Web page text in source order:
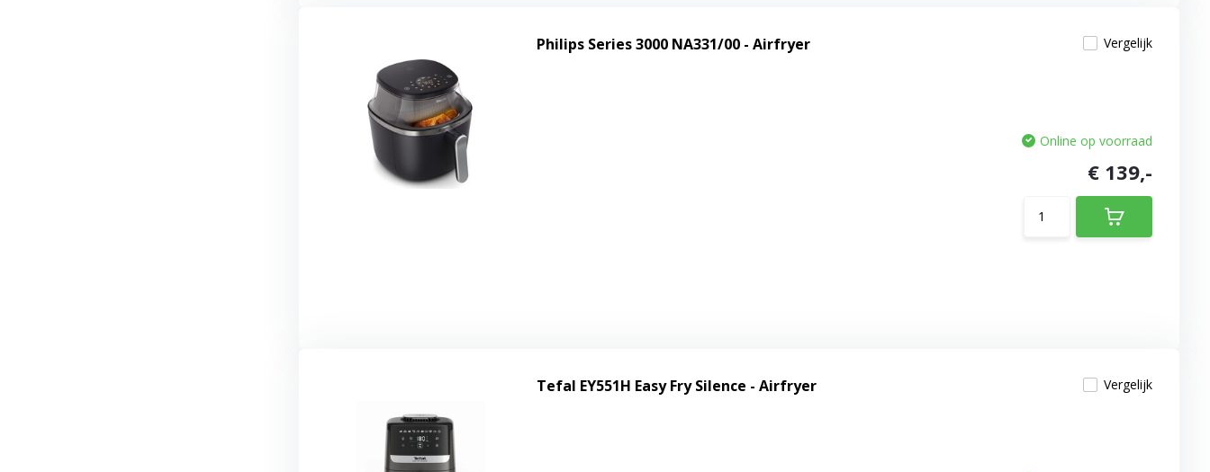
Philips Series 3000 NA331/00 - Airfryer Vergelijk
Online op voorraad
€ 139,-
Tefal EY551H Easy Fry Silence - Airfryer Vergelijk